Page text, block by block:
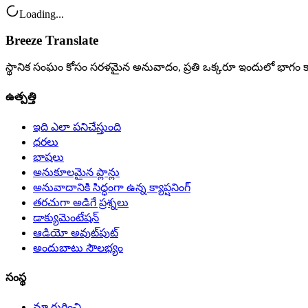
Loading...
Breeze Translate
స్థానిక సంఘం కోసం సరళమైన అనువాదం, ప్రతి ఒక్కరూ ఇందులో
ఉత్పత్తి
ఇది ఎలా పనిచేస్తుంది
ధరలు
భాషలు
అనుకూలమైన ప్లాన్లు
అనువాదానికి సిద్ధంగా ఉన్న క్యాప్షనింగ్
తరచుగా అడిగే ప్రశ్నలు
డాక్యుమెంటేషన్
ఆడియో అవుట్‌పుట్
అందుబాటు సౌలభ్యం
సంస్థ